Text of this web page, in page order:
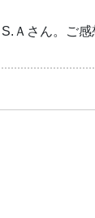
Ａさん。ご感